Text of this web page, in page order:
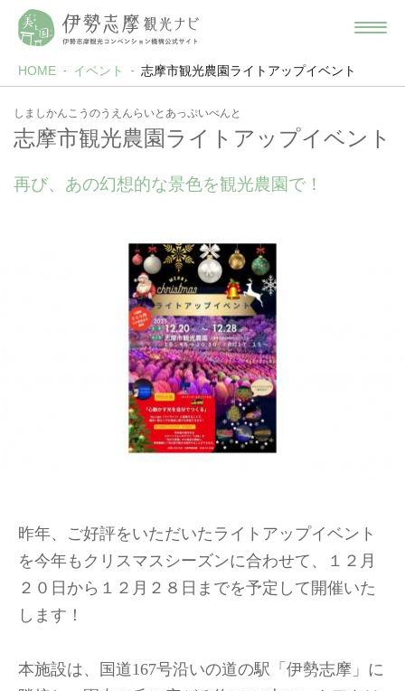
HOME イベント 志摩市観光農園ライトアップイベント
しましかんこうのうえんらいとあっぷいべんと
志摩市観光農園ライトアップイベント
再び、あの幻想的な景色を観光農園で！
昨年、ご好評をいただいたライトアップイベント
を今年もクリスマスシーズンに合わせて、１２月
２０日から１２月２８日までを予定して開催いた
します！
本施設は、国道167号沿いの道の駅「伊勢志摩」に